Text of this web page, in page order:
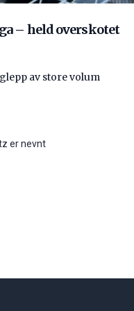
– held overskotet
av store volum
er nevnt